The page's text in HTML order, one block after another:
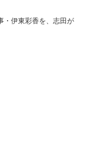
・伊東彩香を、志田が